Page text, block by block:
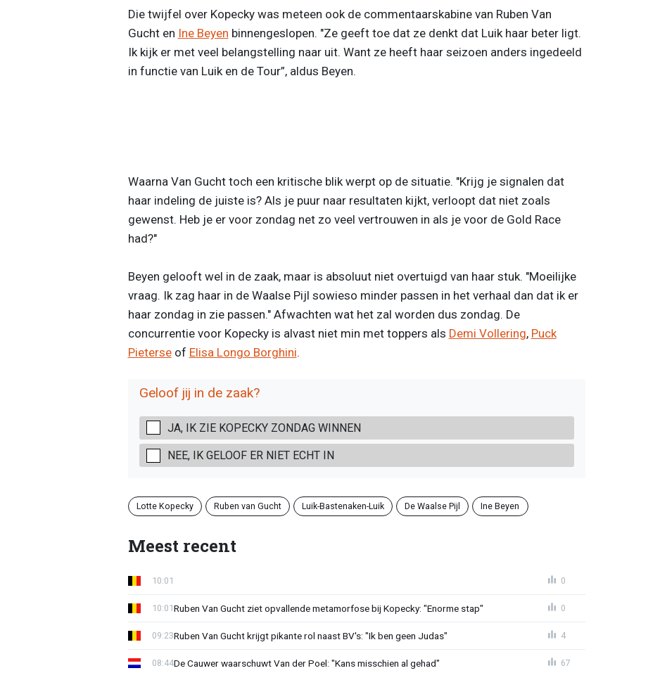
Die twijfel over Kopecky was meteen ook de commentaarskabine van Ruben Van
Gucht en Ine Beyen binnengeslopen. "Ze geeft toe dat ze denkt dat Luik haar beter ligt.
Ik kijk er met veel belangstelling naar uit. Want ze heeft haar seizoen anders ingedeeld
in functie van Luik en de Tour”, aldus Beyen.
Waarna Van Gucht toch een kritische blik werpt op de situatie. "Krijg je signalen dat
haar indeling de juiste is? Als je puur naar resultaten kijkt, verloopt dat niet zoals
gewenst. Heb je er voor zondag net zo veel vertrouwen in als je voor de Gold Race
had?"
Beyen gelooft wel in de zaak, maar is absoluut niet overtuigd van haar stuk. "Moeilijke
vraag. Ik zag haar in de Waalse Pijl sowieso minder passen in het verhaal dan dat ik er
haar zondag in zie passen." Afwachten wat het zal worden dus zondag. De
concurrentie voor Kopecky is alvast niet min met toppers als Demi Vollering, Puck
Pieterseof Elisa Longo Borghini.
Geloof jij in de zaak?
JA, IK ZIE KOPECKY ZONDAG WINNEN
NEE, IK GELOOF ER NIET ECHT IN
Lotte Kopecky Ruben van Gucht Luik-Bastenaken-Luik De Waalse Pijl Ine Beyen
Meest recent
10:01 0
Ruben Van Gucht ziet opvallende metamorfose bij Kopecky: "Enorme stap"
10:01 0
Ruben Van Gucht krijgt pikante rol naast BV's: "Ik ben geen Judas"
09:23 4
De Cauwer waarschuwt Van der Poel: "Kans misschien al gehad"
08:44 67